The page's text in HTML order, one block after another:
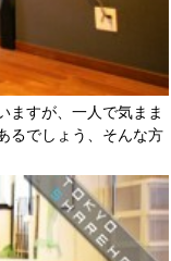
ますが、一人で気まま
るでしょう、そんな方